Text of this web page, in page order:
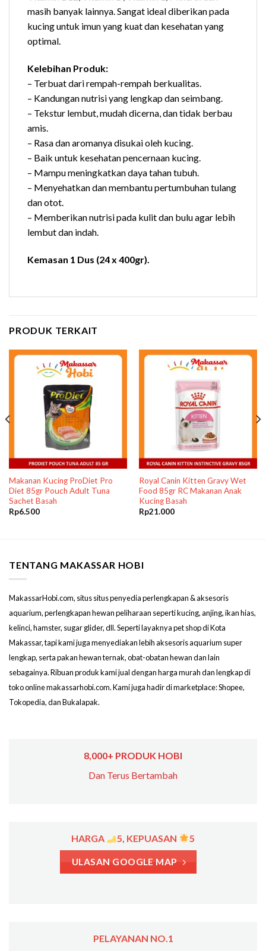
masih banyak lainnya. Sangat ideal diberikan pada
kucing untuk imun yang kuat dan kesehatan yang
optimal.
Kelebihan Produk:
– Terbuat dari rempah-rempah berkualitas.
– Kandungan nutrisi yang lengkap dan seimbang.
– Tekstur lembut, mudah dicerna, dan tidak berbau
amis.
– Rasa dan aromanya disukai oleh kucing.
– Baik untuk kesehatan pencernaan kucing.
– Mampu meningkatkan daya tahan tubuh.
– Menyehatkan dan membantu pertumbuhan tulang
dan otot.
– Memberikan nutrisi pada kulit dan bulu agar lebih
lembut dan indah.
Kemasan 1 Dus (24 x 400gr).
PRODUK TERKAIT
Makanan Kucing ProDiet Pro
Diet 85gr Pouch Adult Tuna
Sachet Basah
Rp6.500
Royal Canin Kitten Gravy Wet
Food 85gr RC Makanan Anak
Kucing Basah
Rp21.000
TENTANG MAKASSAR HOBI
MakassarHobi.com, situs situs penyedia perlengkapan & aksesoris
aquarium, perlengkapan hewan peliharaan seperti kucing, anjing, ikan hias,
kelinci, hamster, sugar glider, dll. Seperti layaknya pet shop di Kota
Makassar, tapi kami juga menyediakan lebih aksesoris aquarium super
lengkap, serta pakan hewan ternak, obat-obatan hewan dan lain
sebagainya. Ribuan produk kami jual dengan harga murah dan lengkap di
toko online makassarhobi.com. Kami juga hadir di marketplace: Shopee,
Tokopedia, dan Bukalapak.
8,000+ PRODUK HOBI
Dan Terus Bertambah
HARGA 5, KEPUASAN 5
ULASAN GOOGLE MAP
PELAYANAN NO.1